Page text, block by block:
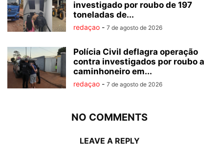
investigado por roubo de 197
toneladas de...
redaçao - 7 de agosto de 2026
Polícia Civil deflagra operação
contra investigados por roubo a
caminhoneiro em...
redaçao - 7 de agosto de 2026
NO COMMENTS
LEAVE A REPLY